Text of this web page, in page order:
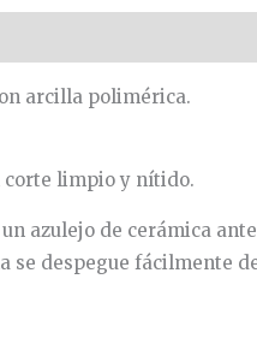
arcilla polimérica.
corte limpio y nítido.
azulejo de cerámica
se despegue fácilmente